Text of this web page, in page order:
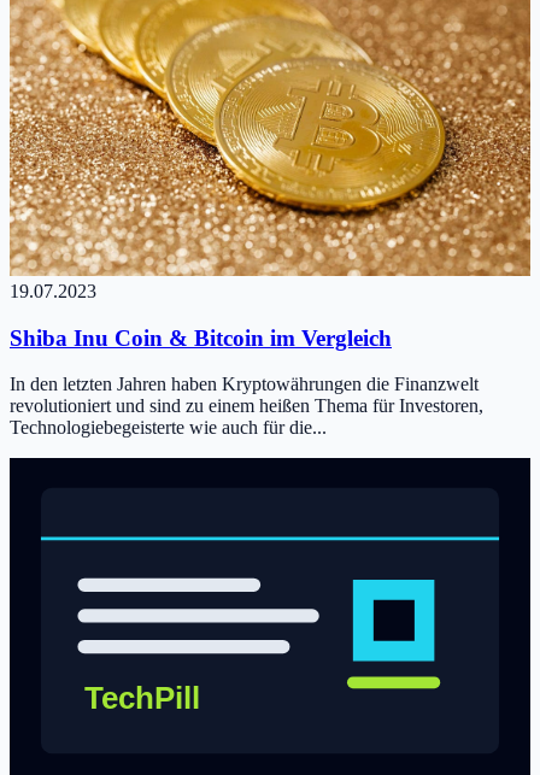
19.07.2023
Shiba Inu Coin & Bitcoin im Vergleich
In den letzten Jahren haben Kryptowährungen die Finanzwelt
revolutioniert und sind zu einem heißen Thema für Investoren,
Technologiebegeisterte wie auch für die...